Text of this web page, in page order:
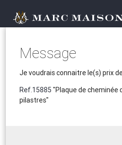
Message
Je voudrais connaitre le(s) prix
Ref.15885 "Plaque de cheminée
pilastres"